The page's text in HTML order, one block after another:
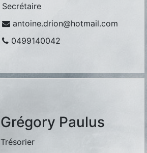
Secrétaire
antoine.drion@hotmail.com
0499140042
Grégory Paulus
Trésorier